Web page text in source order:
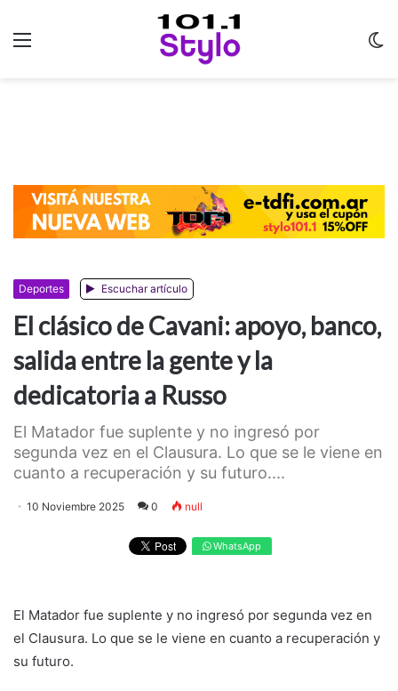
Deportes Escuchar artículo
El clásico de Cavani: apoyo, banco,
salida entre la gente y la
dedicatoria a Russo
El Matador fue suplente y no ingresó por
segunda vez en el Clausura. Lo que se le viene en
cuanto a recuperación y su futuro....
10 Noviembre 2025 0 null
WhatsApp
El Matador fue suplente y no ingresó por segunda vez en
el Clausura. Lo que se le viene en cuanto a recuperación y
su futuro.